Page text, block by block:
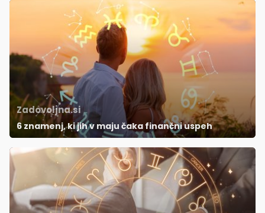
Zadovoljna.si
6 znamenj, ki jih v maju čaka finančni uspeh